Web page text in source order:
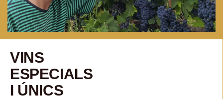
VINS
ESPECIALS
I ÚNICS